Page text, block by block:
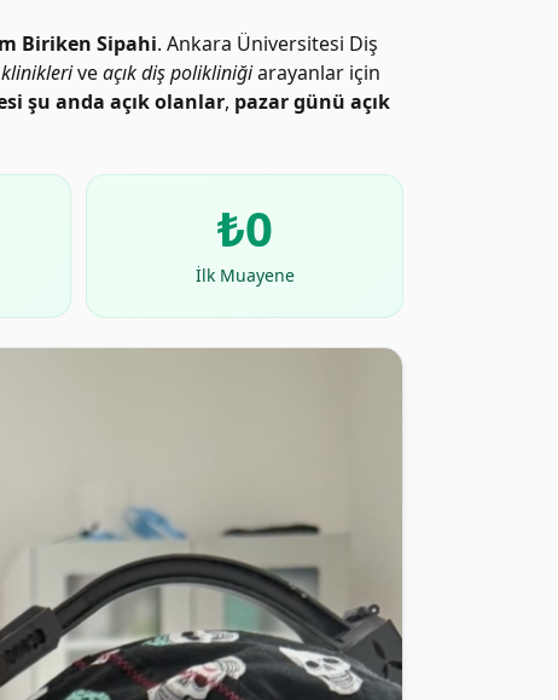
Biriken Sipahi. Ankara Üniversitesi Diş
klinikleriveaçık diş polikliniğiarayanlar için
şu anda açık olanlar, pazar günü açık
₺0
İlk Muayene